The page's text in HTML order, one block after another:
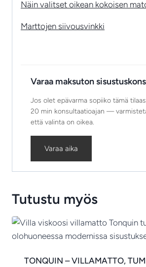
Näin valitset oikean kokoisen
Marttojen siivousvinkki
Varaa maksuton
Jos olet epävarma sopiiko tämä
20 min konsultaatioajan —
että valinta on oikea.
Varaa aika
Tutustu myös
TONQUIN – VILLAMATTO,